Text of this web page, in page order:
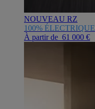
NOUVEAU RZ
100% ÉLECTRIQUE
À partir de 61 000 €